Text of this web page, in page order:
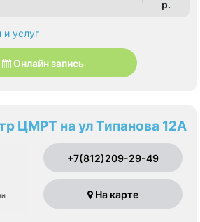
p.
услуг
Онлайн запись
ЦМРТ на ул Типанова 12А
+7(812)209-29-49
На карте